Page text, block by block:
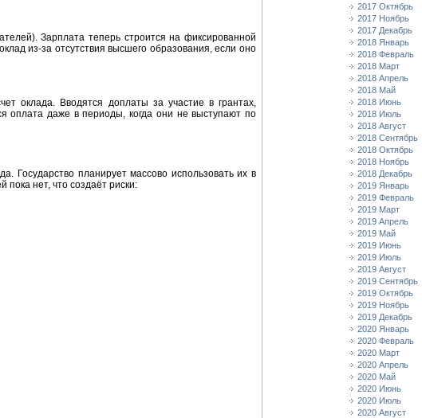
Зарплата теперь строится на фиксированной
из-за отсутствия высшего образования, если оно
оклада. Вводятся доплаты за участие в грантах,
оплата даже в периоды, когда они не выступают по
Государство планирует массово использовать их в
нет, что создаёт риски:
2017 Октябрь
2017 Ноябрь
2017 Декабрь
2018 Январь
2018 Февраль
2018 Март
2018 Апрель
2018 Май
2018 Июнь
2018 Июль
2018 Август
2018 Сентябрь
2018 Октябрь
2018 Ноябрь
2018 Декабрь
2019 Январь
2019 Февраль
2019 Март
2019 Апрель
2019 Май
2019 Июнь
2019 Июль
2019 Август
2019 Сентябрь
2019 Октябрь
2019 Ноябрь
2019 Декабрь
2020 Январь
2020 Февраль
2020 Март
2020 Апрель
2020 Май
2020 Июнь
2020 Июль
2020 Август